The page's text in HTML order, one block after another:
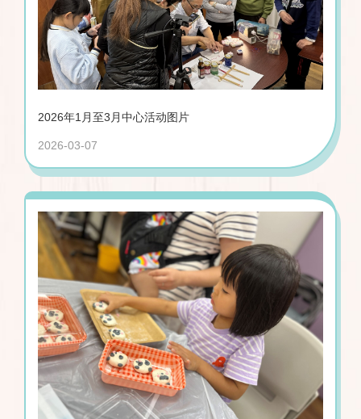
2026年1月至3月中心活动图片
2026-03-07